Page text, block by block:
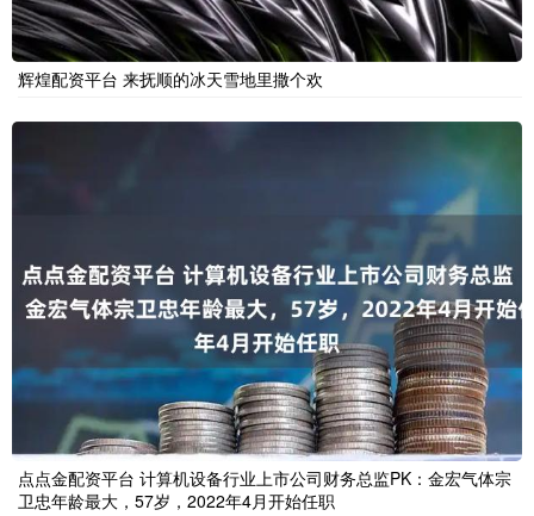
辉煌配资平台 来抚顺的冰天雪地里撒个欢
点点金配资平台 计算机设备行业上市公司财务总监PK：金宏气体宗
卫忠年龄最大，57岁，2022年4月开始任职